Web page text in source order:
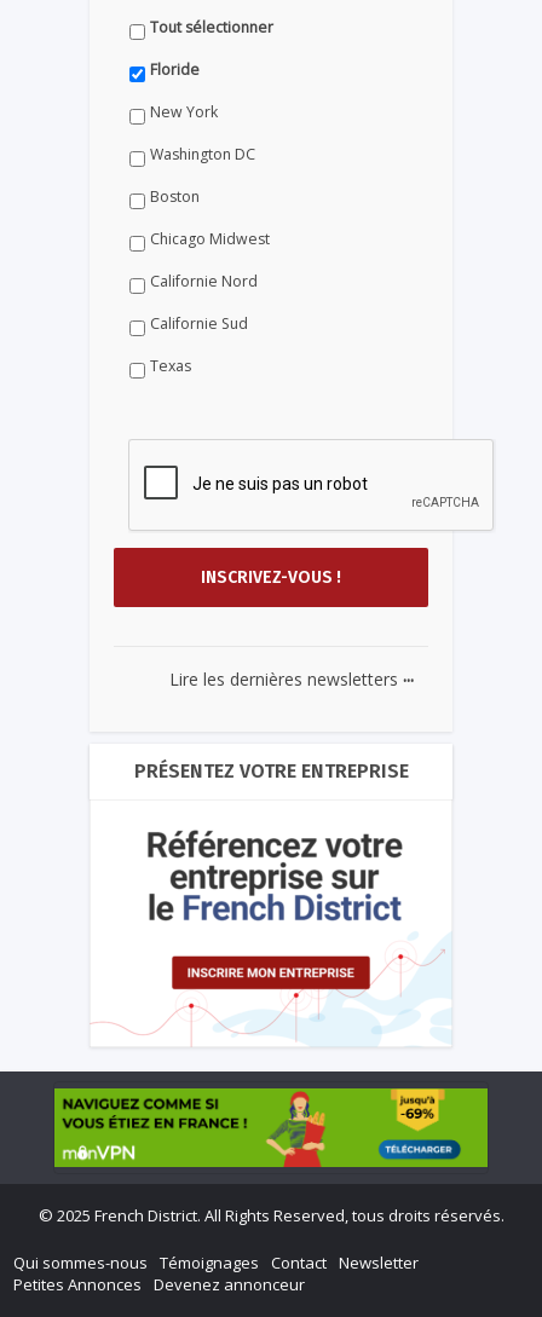
Tout sélectionner
Floride
New York
Washington DC
Boston
Chicago Midwest
Californie Nord
Californie Sud
Texas
Lire les dernières newsletters ...
PRÉSENTEZ VOTRE ENTREPRISE
© 2025 French District. All Rights Reserved, tous droits réservés.
Qui sommes-nous Témoignages Contact Newsletter
Petites Annonces
Devenez annonceur